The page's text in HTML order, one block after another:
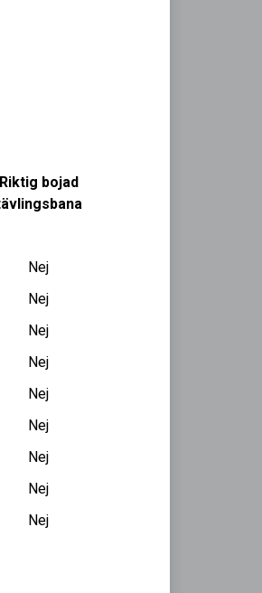
Riktig bojad
Nej
Nej
Nej
Nej
Nej
Nej
Nej
Nej
Nej